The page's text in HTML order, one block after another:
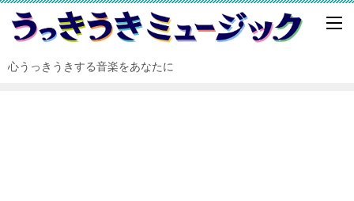
心うっきうきする音楽をあなたに